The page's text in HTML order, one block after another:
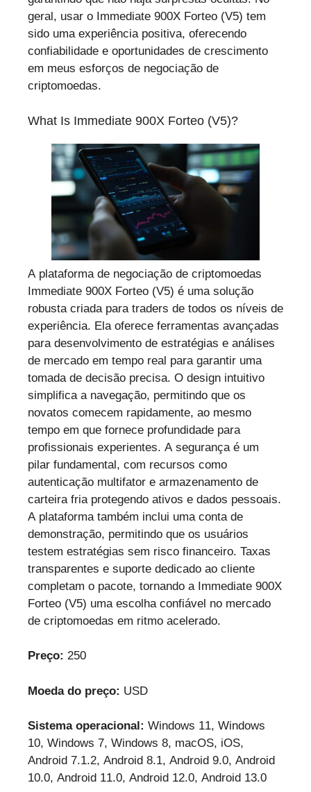
geral, usar o Immediate 900X Forteo (V5) tem
sido uma experiência positiva, oferecendo
confiabilidade e oportunidades de crescimento
em meus esforços de negociação de
criptomoedas.
What Is Immediate 900X Forteo (V5)?
A plataforma de negociação de criptomoedas
Immediate 900X Forteo (V5) é uma solução
robusta criada para traders de todos os níveis de
experiência. Ela oferece ferramentas avançadas
para desenvolvimento de estratégias e análises
de mercado em tempo real para garantir uma
tomada de decisão precisa. O design intuitivo
simplifica a navegação, permitindo que os
novatos comecem rapidamente, ao mesmo
tempo em que fornece profundidade para
profissionais experientes. A segurança é um
pilar fundamental, com recursos como
autenticação multifator e armazenamento de
carteira fria protegendo ativos e dados pessoais.
A plataforma também inclui uma conta de
demonstração, permitindo que os usuários
testem estratégias sem risco financeiro. Taxas
transparentes e suporte dedicado ao cliente
completam o pacote, tornando a Immediate 900X
Forteo (V5) uma escolha confiável no mercado
de criptomoedas em ritmo acelerado.
Preço: 250
Moeda do preço: USD
Sistema operacional: Windows 11, Windows
10, Windows 7, Windows 8, macOS, iOS,
Android 7.1.2, Android 8.1, Android 9.0, Android
10.0, Android 11.0, Android 12.0, Android 13.0